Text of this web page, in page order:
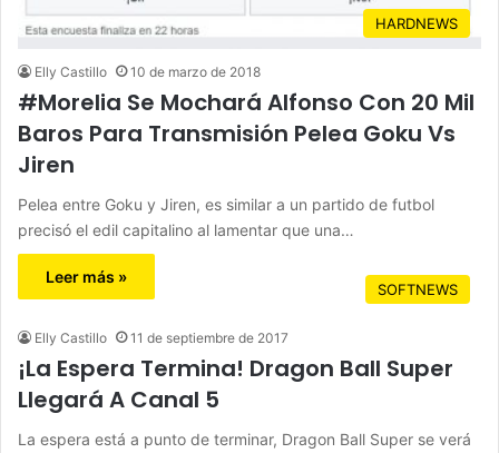
HARDNEWS
Elly Castillo 10 de marzo de 2018
#Morelia Se Mochará Alfonso Con 20 Mil
Baros Para Transmisión Pelea Goku Vs
Jiren
Pelea entre Goku y Jiren, es similar a un partido de futbol
precisó el edil capitalino al lamentar que una…
Leer más »
SOFTNEWS
Elly Castillo 11 de septiembre de 2017
¡La Espera Termina! Dragon Ball Super
Llegará A Canal 5
La espera está a punto de terminar, Dragon Ball Super se verá